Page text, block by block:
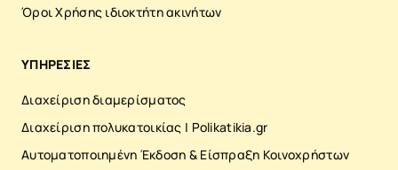
αυτοματοποίηση, οι πιθανότητες για
τέτοια σφάλματα μειώνονται δραστικά. Οι
διαδικασίες εκτελούνται με συνέπεια και η
επαγγελματισμό. Διαφάνεια και άμεση
ενημέρωση Η πρόσβαση στις κοινές
υποχρεώσεις δεν πρέπει να είναι προνόμιο
λίγων. Κάθε κάτοικος μπορεί πλέον να
Όροι Χρήσης ιδιοκτήτη ακινήτων
ΥΠΗΡΕΣΙΕΣ
Διαχείριση διαμερίσματος
Διαχείριση πολυκατοικίας | Polikatikia.gr
Αυτοματοποιημένη Έκδοση & Είσπραξη Κοινοχρήστων